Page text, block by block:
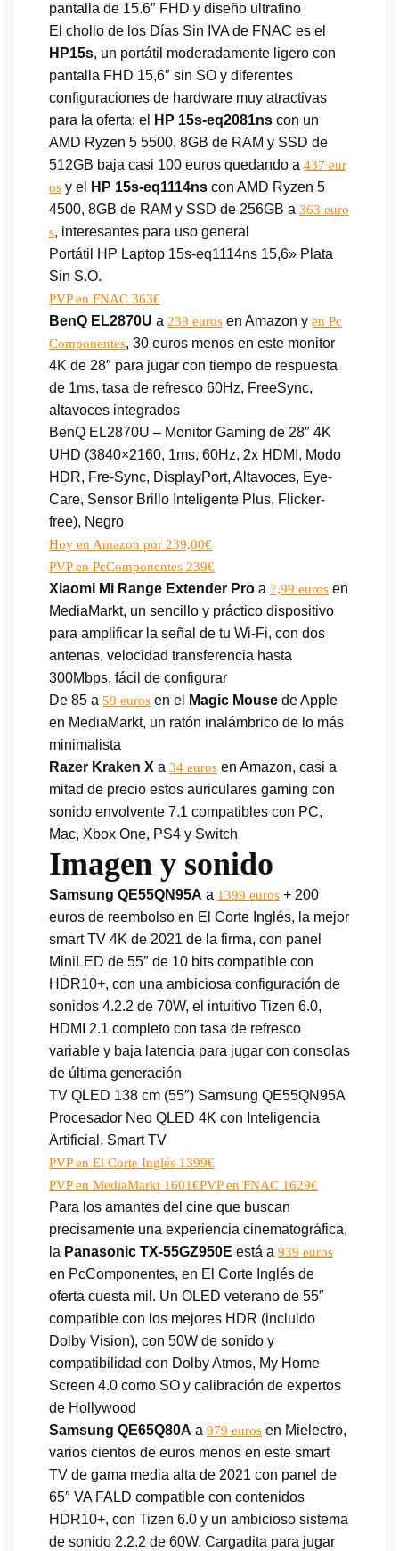
pantalla de 15.6″ FHD y diseño ultrafino
El chollo de los Días Sin IVA de FNAC es el
HP15s, un portátil moderadamente ligero con
pantalla FHD 15,6″ sin SO y diferentes
configuraciones de hardware muy atractivas
para la oferta: el
HP 15s-eq2081ns con un
AMD Ryzen 5 5500, 8GB de RAM y SSD de
512GB baja casi 100 euros quedando a 437 eur
os y el HP 15s-eq1114ns con AMD Ryzen 5
4500, 8GB de RAM y SSD de 256GB a 363 euro
s, interesantes para uso general
Portátil HP Laptop 15s-eq1114ns 15,6» Plata
Sin S.O.
PVP en FNAC 363€
BenQ EL2870U a 239 euros en Amazon y en Pc
Componentes, 30 euros menos en este monitor
4K de 28″ para jugar con tiempo de respuesta
de 1ms, tasa de refresco 60Hz, FreeSync,
altavoces integrados
BenQ EL2870U – Monitor Gaming de 28″ 4K
UHD (3840×2160, 1ms, 60Hz, 2x HDMI, Modo
HDR, Fre-Sync, DisplayPort, Altavoces, Eye-
Care, Sensor Brillo Inteligente Plus, Flicker-
free), Negro
Hoy en Amazon por 239,00€
PVP en PcComponentes 239€
Xiaomi Mi Range Extender Pro a 7,99 euros en
MediaMarkt, un sencillo y práctico dispositivo
para amplificar la señal de tu Wi-Fi, con dos
antenas, velocidad transferencia hasta
300Mbps, fácil de configurar
De 85 a 59 euros en el Magic Mouse de Apple
en MediaMarkt, un ratón inalámbrico de lo más
minimalista
Razer Kraken X a 34 euros en Amazon, casi a
mitad de precio estos auriculares gaming con
sonido envolvente 7.1 compatibles con PC,
Mac, Xbox One, PS4 y Switch
Imagen y sonido
Samsung QE55QN95A a 1399 euros + 200
euros de reembolso en El Corte Inglés, la mejor
smart TV 4K de 2021 de la firma, con panel
MiniLED de 55″ de 10 bits compatible con
HDR10+, con una ambiciosa configuración de
sonidos 4.2.2 de 70W, el intuitivo Tizen 6.0,
HDMI 2.1 completo con tasa de refresco
variable y baja latencia para jugar con consolas
de última generación
TV QLED 138 cm (55″) Samsung QE55QN95A
Procesador Neo QLED 4K con Inteligencia
Artificial, Smart TV
PVP en El Corte Inglés 1399€
PVP en MediaMarkt 1601€PVP en FNAC 1629€
Para los amantes del cine que buscan
precisamente una experiencia cinematográfica,
la Panasonic TX-55GZ950E está a 939 euros
en PcComponentes, en El Corte Inglés de
oferta cuesta mil. Un OLED veterano de 55″
compatible con los mejores HDR (incluido
Dolby Vision), con 50W de sonido y
compatibilidad con Dolby Atmos, My Home
Screen 4.0 como SO y calibración de expertos
de Hollywood
Samsung QE65Q80A a 979 euros en Mielectro,
varios cientos de euros menos en este smart
TV de gama media alta de 2021 con panel de
65″ VA FALD compatible con contenidos
HDR10+, con Tizen 6.0 y un ambicioso sistema
de sonido 2.2.2 de 60W. Cargadita para jugar